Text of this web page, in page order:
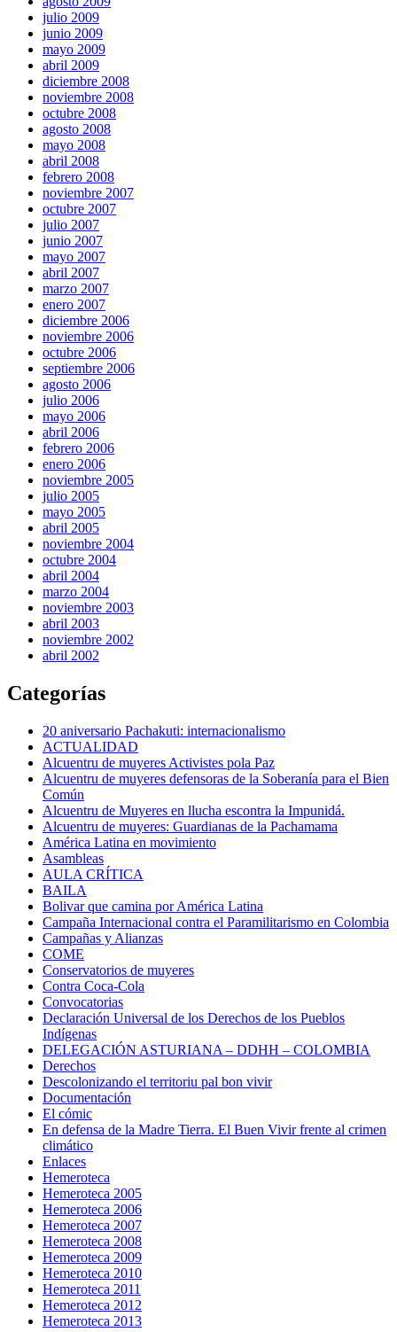
julio 2009
junio 2009
mayo 2009
abril 2009
diciembre 2008
noviembre 2008
octubre 2008
agosto 2008
mayo 2008
abril 2008
febrero 2008
noviembre 2007
octubre 2007
julio 2007
junio 2007
mayo 2007
abril 2007
marzo 2007
enero 2007
diciembre 2006
noviembre 2006
octubre 2006
septiembre 2006
agosto 2006
julio 2006
mayo 2006
abril 2006
febrero 2006
enero 2006
noviembre 2005
julio 2005
mayo 2005
abril 2005
noviembre 2004
octubre 2004
abril 2004
marzo 2004
noviembre 2003
abril 2003
noviembre 2002
abril 2002
Categorías
20 aniversario Pachakuti: internacionalismo
ACTUALIDAD
Alcuentru de muyeres Activistes pola Paz
Alcuentru de muyeres defensoras de la Soberanía para el Bien
Común
Alcuentru de Muyeres en llucha escontra la Impunidá.
Alcuentru de muyeres: Guardianas de la Pachamama
América Latina en movimiento
Asambleas
AULA CRÍTICA
BAILA
Bolivar que camina por América Latina
Campaña Internacional contra el Paramilitarismo en Colombia
Campañas y Alianzas
COME
Conservatorios de muyeres
Contra Coca-Cola
Convocatorias
Declaración Universal de los Derechos de los Pueblos
Indígenas
DELEGACIÓN ASTURIANA – DDHH – COLOMBIA
Derechos
Descolonizando el territoriu pal bon vivir
Documentación
El cómic
En defensa de la Madre Tierra. El Buen Vivir frente al crimen
climático
Enlaces
Hemeroteca
Hemeroteca 2005
Hemeroteca 2006
Hemeroteca 2007
Hemeroteca 2008
Hemeroteca 2009
Hemeroteca 2010
Hemeroteca 2011
Hemeroteca 2012
Hemeroteca 2013